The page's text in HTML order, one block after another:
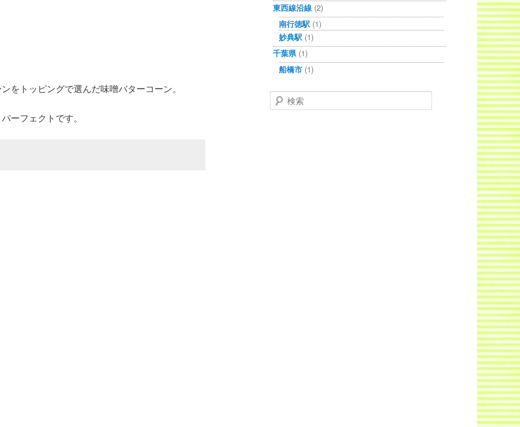
をトッピングで選んだ味噌バターコーン。
ーフェクトです。
東西線沿線 (2)
南行徳駅 (1)
妙典駅 (1)
千葉県 (1)
船橋市 (1)
検索